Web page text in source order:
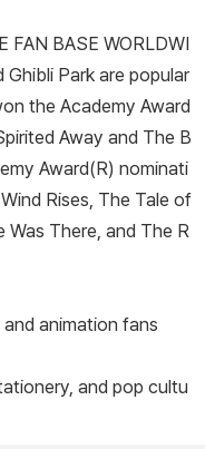
FAN BASE WORLDWI
Ghibli Park are popular
the Academy Award
Away and The B
Award(R) nominati
Rises, The Tale of
Was There, and The R
animation fans
and pop cultu